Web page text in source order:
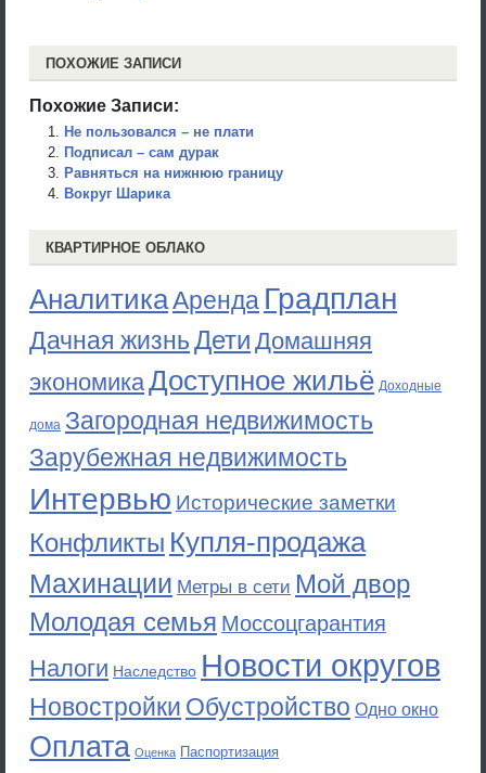
ПОХОЖИЕ ЗАПИСИ
Похожие Записи:
Не пользовался – не плати
Подписал – сам дурак
Равняться на нижнюю границу
Вокруг Шарика
КВАРТИРНОЕ ОБЛАКО
АналитикаАренда Градплан
Дачная жизньДети Домашняя
экономикаДоступное жильё Доходные
дома Загородная недвижимость
Зарубежная недвижимость
Интервью Исторические заметки
Конфликты Купля-продажа
Махинации Метры в сети Мой двор
Молодая семья Моссоцгарантия
Налоги Наследство Новости округов
Новостройки Обустройство Одно окно
Оплата Оценка Паспортизация